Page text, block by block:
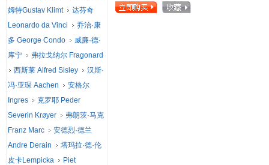
姆特Gustav Klimt
达芬奇
Leonardo da Vinci
乔治·康
多 George Condo
威廉·德·
库宁
弗拉戈纳尔 Fragonard
西斯莱 Alfred Sisley
汉斯·
冯·亚琛 Aachen
安格尔
Ingres
克罗耶 Peder
Severin Krøyer
弗朗茨·马克
Franz Marc
安德烈·德兰
Andre Derain
塔玛拉·德·伦
皮卡Lempicka
Piet